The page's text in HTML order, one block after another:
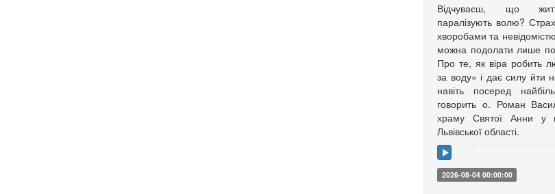
Відчуваєш, що
паралізують волю?
хворобами та
можна подолати лише
Про те, як віра робить
за воду» і дає силу йти
навіть посеред
говорить о. Роман
храму Святої Анни у
Львівської області.
2026-08-04 00:00:00